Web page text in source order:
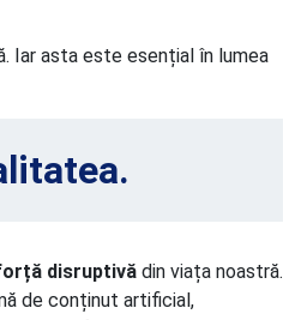
Iar asta este esențial în lumea
disruptivă din viața noastră.
de conținut artificial,